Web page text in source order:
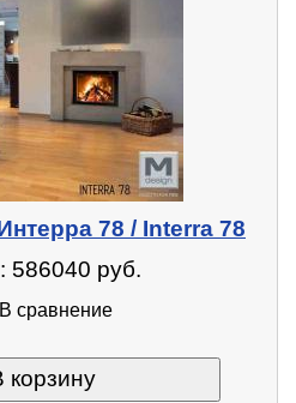
78 / Interra 78
586040 руб.
В сравнение
корзину